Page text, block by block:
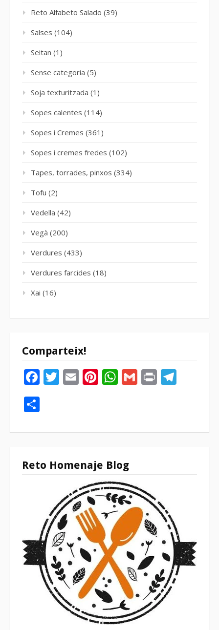
Reto Alfabeto Salado (39)
Salses (104)
Seitan (1)
Sense categoria (5)
Soja texturitzada (1)
Sopes calentes (114)
Sopes i Cremes (361)
Sopes i cremes fredes (102)
Tapes, torrades, pinxos (334)
Tofu (2)
Vedella (42)
Vegà (200)
Verdures (433)
Verdures farcides (18)
Xai (16)
Comparteix!
Facebook
Twitter
EmailPinterest
WhatsApp
Gmail
Print
Reto Homenaje Blog